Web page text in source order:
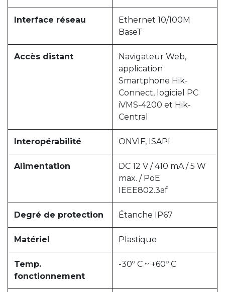
Interface réseau
Ethernet 10/100M
BaseT
Accès distant
Navigateur Web,
application
Smartphone Hik-
Connect, logiciel PC
iVMS-4200 et Hik-
Central
Interopérabilité ONVIF, ISAPI
Alimentation
DC 12 V / 410 mA / 5 W
max. / PoE
IEEE802.3af
Degré de protection Étanche IP67
Matériel Plastique
Temp.
fonctionnement
-30º C ~ +60º C